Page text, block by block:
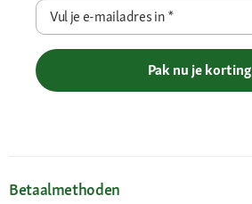
Vul je e-mailadres in*
Pak nu je korting
Betaalmethoden